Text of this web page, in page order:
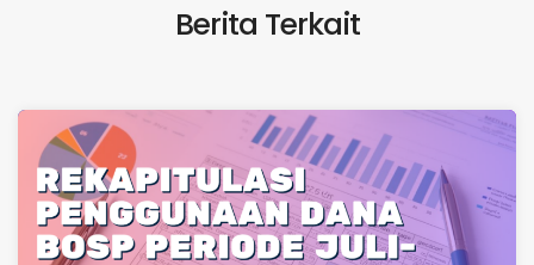
Berita Terkait